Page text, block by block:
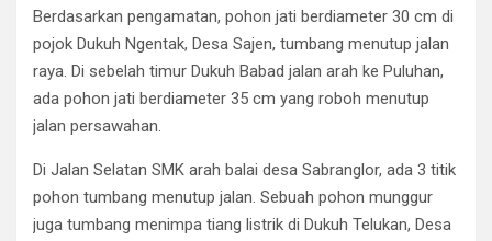
Berdasarkan pengamatan, pohon jati berdiameter 30 cm di
pojok Dukuh Ngentak, Desa Sajen, tumbang menutup jalan
raya. Di sebelah timur Dukuh Babad jalan arah ke Puluhan,
ada pohon jati berdiameter 35 cm yang roboh menutup
jalan persawahan.
Di Jalan Selatan SMK arah balai desa Sabranglor, ada 3 titik
pohon tumbang menutup jalan. Sebuah pohon munggur
juga tumbang menimpa tiang listrik di Dukuh Telukan, Desa